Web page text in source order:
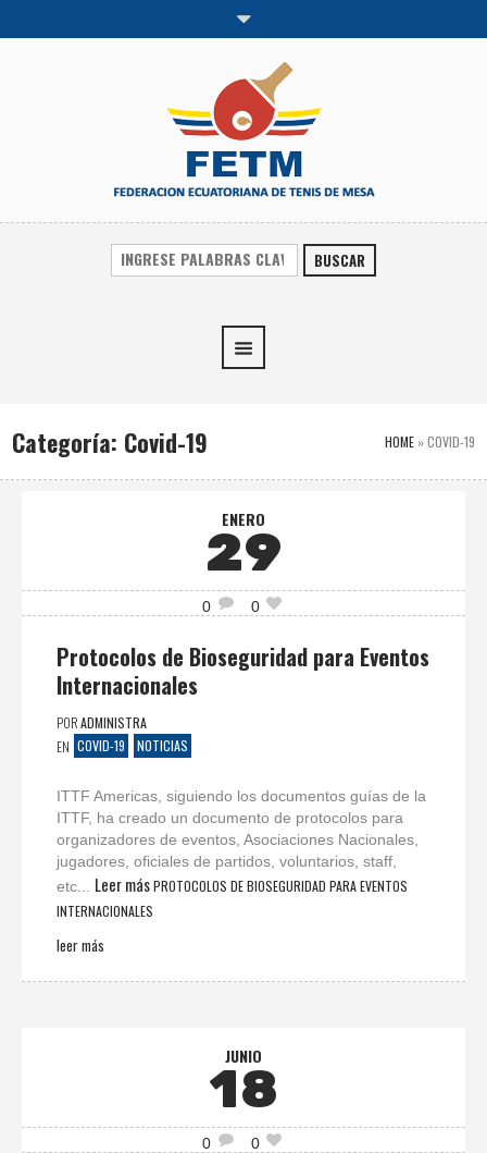
BUSCAR
Categoría: Covid-19 HOME»COVID-19
ENERO
29
0 0
Protocolos de Bioseguridad para Eventos
Internacionales
PORADMINISTRA
EN COVID-19 NOTICIAS
ITTF Americas, siguiendo los documentos guías de la
ITTF, ha creado un documento de protocolos para
organizadores de eventos, Asociaciones Nacionales,
jugadores, oficiales de partidos, voluntarios, staff,
etc... Leer másPROTOCOLOS DE BIOSEGURIDAD PARA EVENTOS
INTERNACIONALES
leer más
JUNIO
18
0 0